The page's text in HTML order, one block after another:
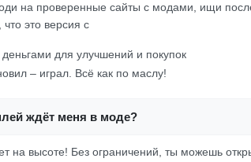
на проверенные сайты с модами, ищи
это версия с
для улучшений и покупок
– играл. Всё как по маслу!
ждёт меня в моде?
на высоте! Без ограничений, ты можешь